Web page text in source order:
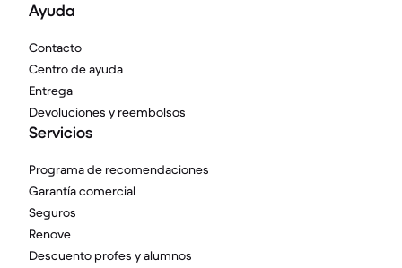
Ayuda
Contacto
Centro de ayuda
Entrega
Devoluciones y reembolsos
Servicios
Programa de recomendaciones
Garantía comercial
Seguros
Renove
Descuento profes y alumnos